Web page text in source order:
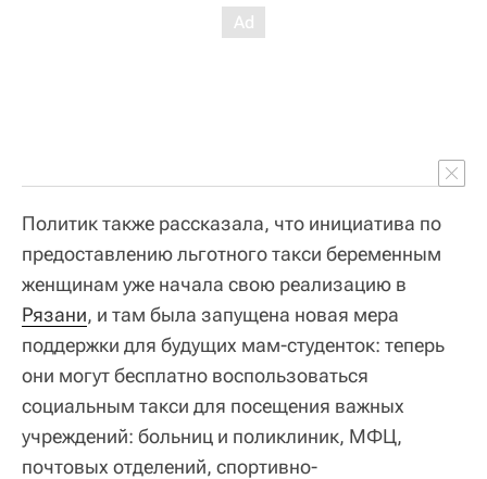
Политик также рассказала, что инициатива по
предоставлению льготного такси беременным
женщинам уже начала свою реализацию в
Рязани, и там была запущена новая мера
поддержки для будущих мам-студенток: теперь
они могут бесплатно воспользоваться
социальным такси для посещения важных
учреждений: больниц и поликлиник, МФЦ,
почтовых отделений, спортивно-